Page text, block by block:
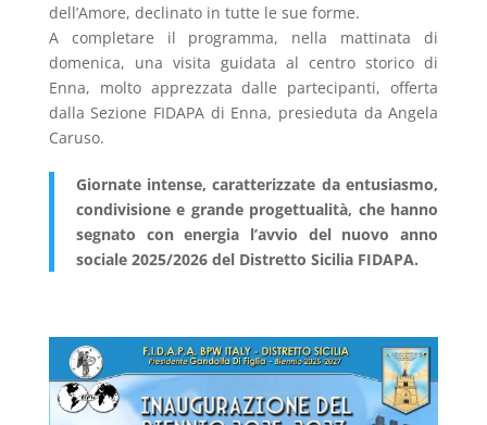
dell’Amore, declinato in tutte le sue forme.
A completare il programma, nella mattinata di
domenica, una visita guidata al centro storico di
Enna, molto apprezzata dalle partecipanti, offerta
dalla Sezione FIDAPA di Enna, presieduta da Angela
Caruso.
Giornate intense, caratterizzate da entusiasmo,
condivisione e grande progettualità, che hanno
segnato con energia l’avvio del nuovo anno
sociale 2025/2026 del Distretto Sicilia FIDAPA.